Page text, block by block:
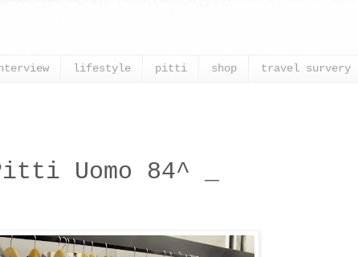
lifestyle pitti shop travel survery
Uomo 84^ _